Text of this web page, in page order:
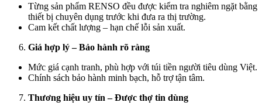
Từng sản phẩm RENSO đều được kiểm tra nghiêm ngặt bằng
thiết bị chuyên dụng trước khi đưa ra thị trường.
Cam kết chất lượng – hạn chế lỗi sản xuất.
Giá hợp lý – Bảo hành rõ ràng
Mức giá cạnh tranh, phù hợp với túi tiền người tiêu dùng Việt.
Chính sách bảo hành minh bạch, hỗ trợ tận tâm.
Thương hiệu uy tín – Được thợ tin dùng